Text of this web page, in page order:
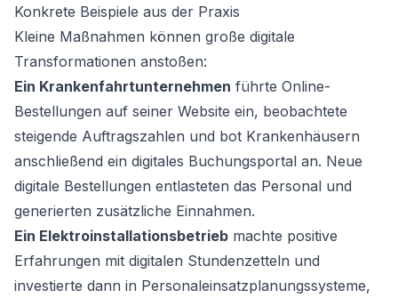
Konkrete Beispiele aus der Praxis
Kleine Maßnahmen können große digitale
Transformationen anstoßen:
Ein Krankenfahrtunternehmen führte Online-
Bestellungen auf seiner Website ein, beobachtete
steigende Auftragszahlen und bot Krankenhäusern
anschließend ein digitales Buchungsportal an. Neue
digitale Bestellungen entlasteten das Personal und
generierten zusätzliche Einnahmen.
Ein Elektroinstallationsbetrieb machte positive
Erfahrungen mit digitalen Stundenzetteln und
investierte dann in Personaleinsatzplanungssysteme,